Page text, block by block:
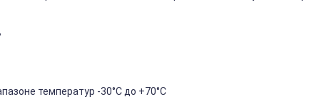
температур -30°C до +70°C